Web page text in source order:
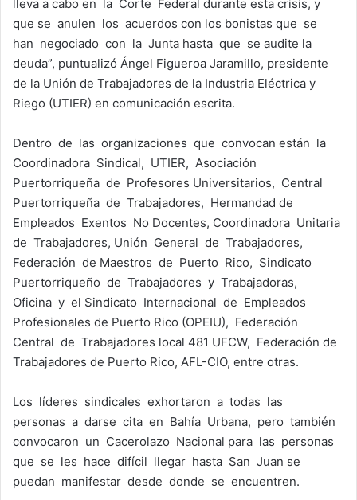
lleva a cabo en la Corte Federal durante esta crisis, y
que se anulen los acuerdos con los bonistas que se
han negociado con la Junta hasta que se audite la
deuda”, puntualizó Ángel Figueroa Jaramillo, presidente
de la Unión de Trabajadores de la Industria Eléctrica y
Riego (UTIER) en comunicación escrita.
Dentro de las organizaciones que convocan están la
Coordinadora Sindical, UTIER, Asociación
Puertorriqueña de Profesores Universitarios, Central
Puertorriqueña de Trabajadores, Hermandad de
Empleados Exentos No Docentes, Coordinadora Unitaria
de Trabajadores, Unión General de Trabajadores,
Federación de Maestros de Puerto Rico, Sindicato
Puertorriqueño de Trabajadores y Trabajadoras,
Oficina y el Sindicato Internacional de Empleados
Profesionales de Puerto Rico (OPEIU), Federación
Central de Trabajadores local 481 UFCW, Federación de
Trabajadores de Puerto Rico, AFL-CIO, entre otras.
Los líderes sindicales exhortaron a todas las
personas a darse cita en Bahía Urbana, pero también
convocaron un Cacerolazo Nacional para las personas
que se les hace difícil llegar hasta San Juan se
puedan manifestar desde donde se encuentren.